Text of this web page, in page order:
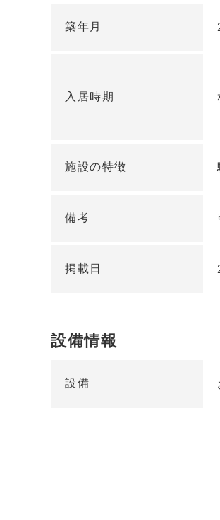
築年月
入居時期
施設の特徴
備考
掲載日
設備情報
設備